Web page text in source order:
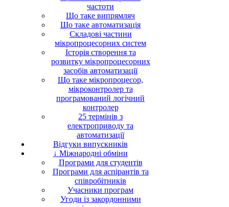
частоти
Що таке випрямляч
Що таке автоматизація
Складові частини
мікропроцесорних систем
Історія створення та
розвитку мікропроцесорних
засобів автоматизації
Що таке мікропроцесор,
мікроконтролер та
програмований логічний
контролер
25 термінів з
електроприводу та
автоматизації
Відгуки випускників
↓ Міжнародні обміни
Програми для студентів
Програми для аспірантів та
співробітників
Учасники програм
Угоди із закордонними